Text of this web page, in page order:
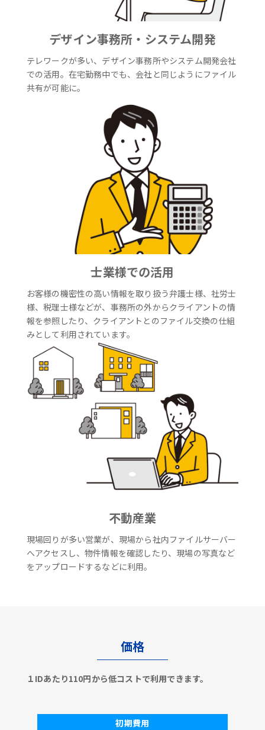
デザイン事務所・システム開発
テレワークが多い、デザイン事務所やシステム開発会社
での活用。在宅勤務中でも、会社と同じようにファイル
共有が可能に。
士業様での活用
お客様の機密性の高い情報を取り扱う弁護士様、社労士
様、税理士様などが、事務所の外からクライアントの情
報を参照したり、クライアントとのファイル交換の仕組
みとして利用されています。
不動産業
現場回りが多い営業が、現場から社内ファイルサーバー
へアクセスし、物件情報を確認したり、現場の写真など
をアップロードするなどに利用。
価格
１IDあたり110円から低コストで利用できます。
初期費用